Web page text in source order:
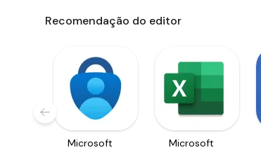
Recomendação do editor
Microsoft
Microsoft